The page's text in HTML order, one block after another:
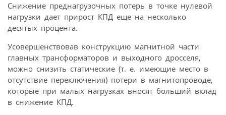
Снижение преднагрузочных потерь в точке нулевой
нагрузки дает прирост КПД еще на несколько
десятых процента.
Усовершенствовав конструкцию магнитной части
главных трансформаторов и выходного дросселя,
можно снизить статические (т. е. имеющие место в
отсутствие переключения) потери в магнитопроводе,
которые при малых нагрузках вносят больший вклад
в снижение КПД.